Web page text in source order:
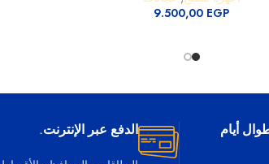
9.500,00 EGP
أيام
الدفع عبر الإنترنت.